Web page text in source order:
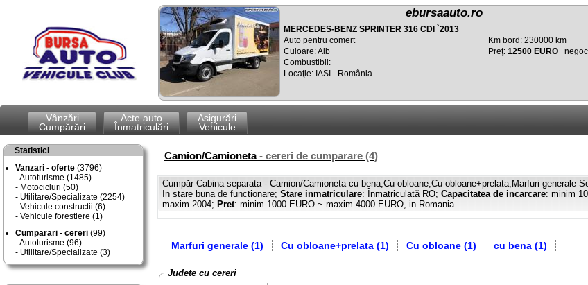
ebursaauto.ro
MERCEDES-BENZ SPRINTER 316 CDI `2013
Auto pentru comert
Culoare: Alb
Combustibil:
Locaţie: IASI - România
Km bord: 230000 km
Preţ: 12500 EURO
Vânzări
Cumpărări
Acte auto
Înmatriculări
Asigurări
Vehicule
Statistici
Vanzari - oferte (3796)
Autoturisme (1485)
Motocicluri (50)
Utilitare/Specializate (2254)
Vehicule constructii (6)
Vehicule forestiere (1)
Cumparari - cereri (99)
Autoturisme (96)
Utilitare/Specializate (3)
Camion/Camioneta- cereri de cumparare (4)
Cumpăr Cabina separata - Camion/Camioneta cu bena,Cu obloane,Cu obloane+prelata,Marfuri generale
In stare buna de functionare; Stare inmatriculare: Înmatriculată RO; Capacitatea de incarcare: minim
maxim 2004; Pret: minim 1000 EURO ~ maxim 4000 EURO, in Romania
Marfuri generale (1) Cu obloane+prelata (1) Cu obloane (1) cu bena (1)
Judete cu cereri